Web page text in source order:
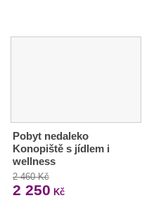
Pobyt nedaleko
Konopiště s jídlem i
wellness
2 460 Kč
2 250 Kč